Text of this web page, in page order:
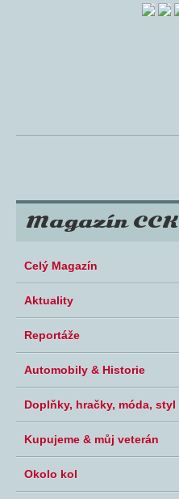
Magazín CCK
Celý Magazín
Aktuality
Reportáže
Automobily & Historie
Doplňky, hračky, móda, styl
Kupujeme & můj veterán
Okolo kol